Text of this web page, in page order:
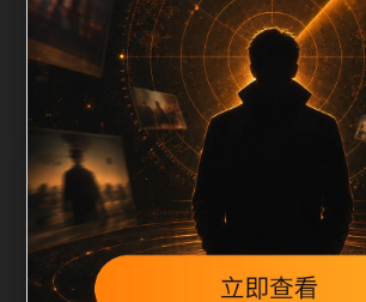
致。每次新增内容后同步检查标题、
canonical、主题图、alt、title和推荐链
能被搜索
相关问题与推荐
引擎理解，也能让真实用户顺着栏目继
续更新时避免重复标题和重复首段，